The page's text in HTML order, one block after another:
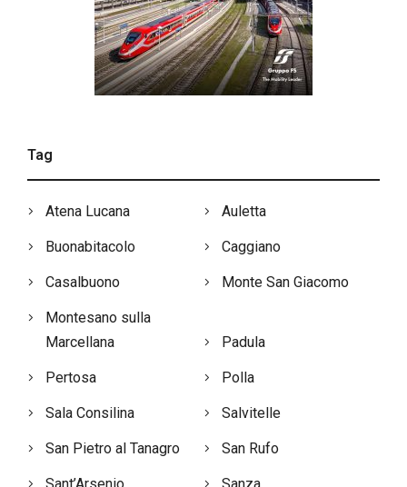
Tag
Atena Lucana Auletta
Buonabitacolo Caggiano
Casalbuono Monte San Giacomo
Montesano sulla
Marcellana
Padula
Pertosa Polla
Sala Consilina Salvitelle
San Pietro al Tanagro San Rufo